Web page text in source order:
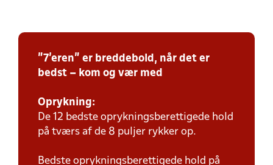
"7'eren" er breddebold, når det er
bedst – kom og vær med
Oprykning:
De 12 bedste oprykningsberettigede hold
på tværs af de 8 puljer rykker op.
Bedste oprykningsberettigede hold på